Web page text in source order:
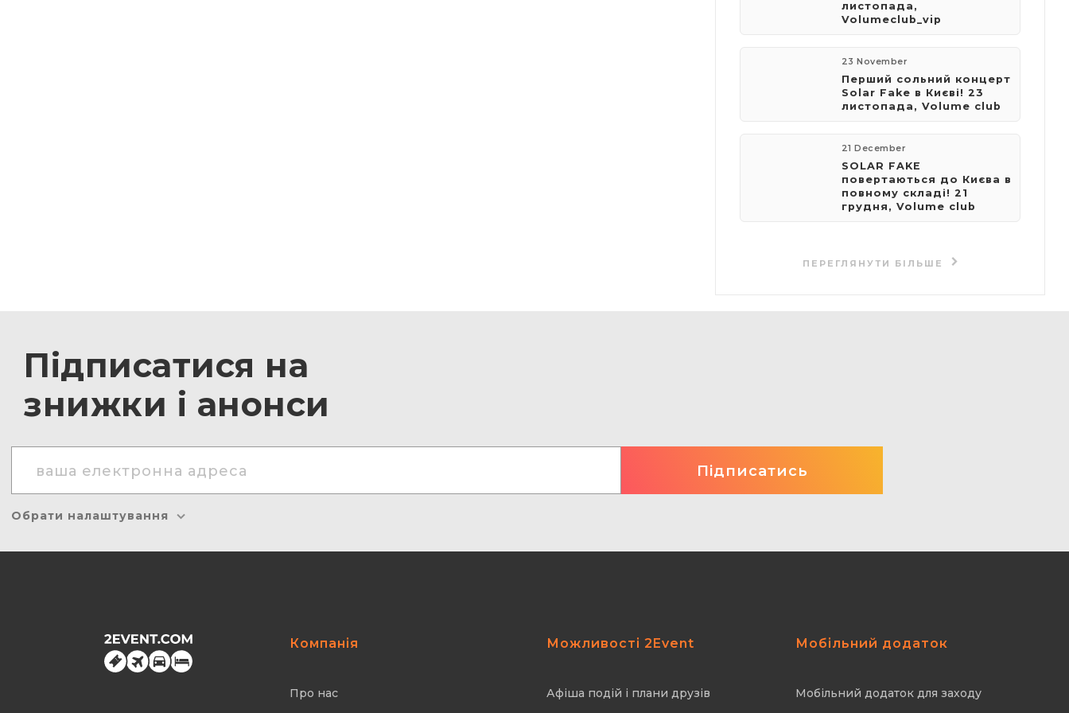
листопада,
Volumeclub_vip
23 November
​Перший сольний концерт
Solar Fake в Києві! 23
листопада, Volume club
21 December
SOLAR FAKE
повертаються до Києва в
повному складі! 21
грудня, Volume club
ПЕРЕГЛЯНУТИ БІЛЬШЕ
Підписатися на
знижки і анонси
Обрати налаштування
Компанія
Про нас
Можливості 2Event
Афіша подій і плани друзів
Мобільний додаток
Мобільний додаток для заходу